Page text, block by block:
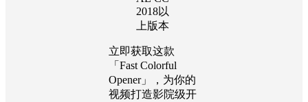
2018以
上版本
立即获取这款
「Fast Colorful
Opener」，为你的
视频打造影院级开